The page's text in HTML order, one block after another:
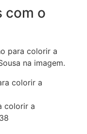
com o
para colorir a
na imagem.
colorir a